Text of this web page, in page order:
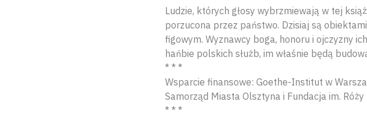
Ludzie, których głosy wybrzmiewają w tej
porzucona przez państwo. Dzisiaj są
figowym. Wyznawcy boga, honoru i ojczyzny
hańbie polskich służb, im właśnie będą
* * *
Wsparcie finansowe: Goethe-Institut w
Samorząd Miasta Olsztyna i Fundacja im.
* * *